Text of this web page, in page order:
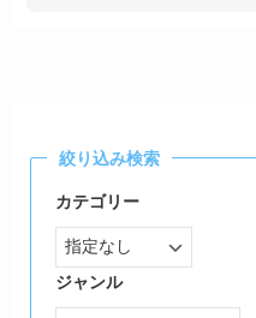
絞り込み検索
カテゴリー
ジャンル